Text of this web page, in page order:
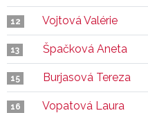
12 Vojtová Valérie
13 Špačková Aneta
15 Burjasová Tereza
16 Vopatová Laura